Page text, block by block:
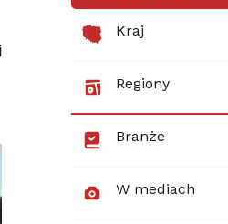
Kraj
Regiony
Branże
W mediach